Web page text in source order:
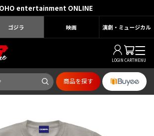
entertainment ONLINE
ゴジラ 映画 演劇・ミュージカル
LOGIN CARTMENU
商品を探す